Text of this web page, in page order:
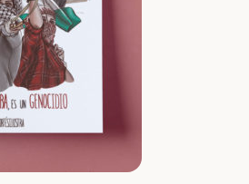
15,65 €